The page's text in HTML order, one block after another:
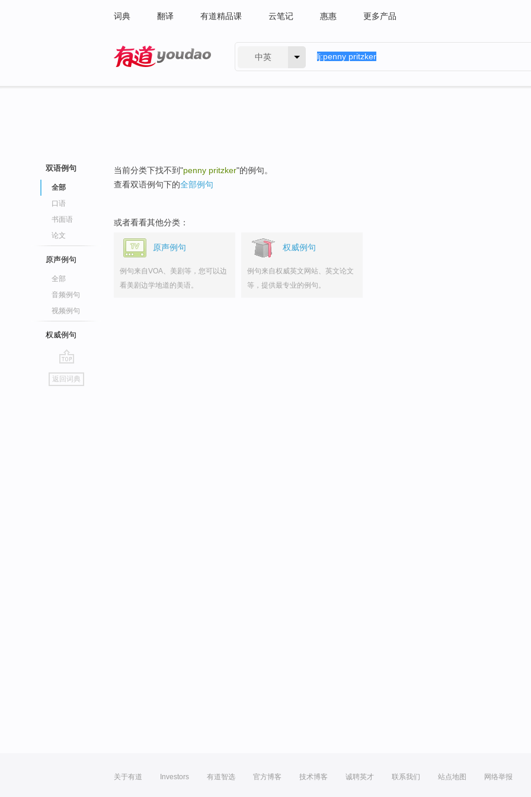
词典 翻译 有道精品课 云笔记 惠惠 更多产品
中英
双语例句
全部
口语
书面语
论文
原声例句
全部
音频例句
视频例句
权威例句
go
top
返回词典
当前分类下找不到"penny pritzker"的例句。
查看双语例句下的全部例句
或者看看其他分类：
原声例句
例句来自VOA、美剧等，您可以边
看美剧边学地道的美语。
权威例句
例句来自权威英文网站、英文论文
等，提供最专业的例句。
关于有道 Investors 有道智选 官方博客 技术博客 诚聘英才 联系我们 站点地图 网络举报